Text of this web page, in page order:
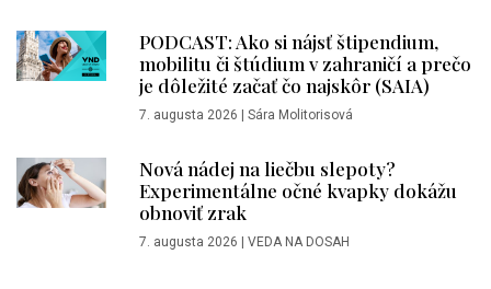
PODCAST: Ako si nájsť štipendium,
mobilitu či štúdium v zahraničí a prečo
je dôležité začať čo najskôr (SAIA)
7. augusta 2026 | Sára Molitorisová
Nová nádej na liečbu slepoty?
Experimentálne očné kvapky dokážu
obnoviť zrak
7. augusta 2026 | VEDA NA DOSAH